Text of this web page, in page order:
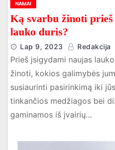
NAMAI
Ką svarbu žinoti
lauko duris?
Lap 9, 2023 Redakcija
Prieš įsigydami naujas
žinoti, kokios galimybės
susiaurinti pasirinkimą iki
tinkančios medžiagos bei
gaminamos iš įvairių…